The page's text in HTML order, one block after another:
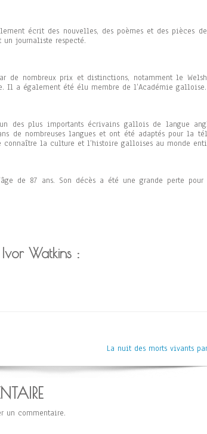
écrit des nouvelles, des poèmes et des pièces
journaliste respecté.
de nombreux prix et distinctions, notamment le
Il a également été élu membre de l’Académie galloise.
des plus importants écrivains gallois de langue
de nombreuses langues et ont été adaptés pour la
la culture et l’histoire galloises au monde
de 87 ans. Son décès a été une grande perte
Watkins :
La nuit des morts vivants par
un commentaire.